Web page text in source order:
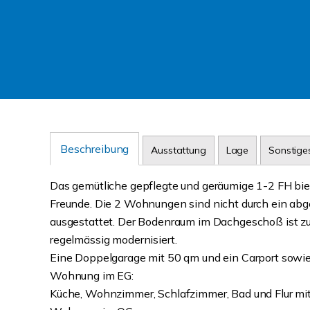
Beschreibung Ausstattung Lage
Das gemütliche gepflegte und geräumige 1-2 FH
Freunde. Die 2 Wohnungen sind nicht durch ein
ausgestattet. Der Bodenraum im Dachgeschoß ist
regelmässig modernisiert.
Eine Doppelgarage mit 50 qm und ein Carport
Wohnung im EG:
Küche, Wohnzimmer, Schlafzimmer, Bad und Flur